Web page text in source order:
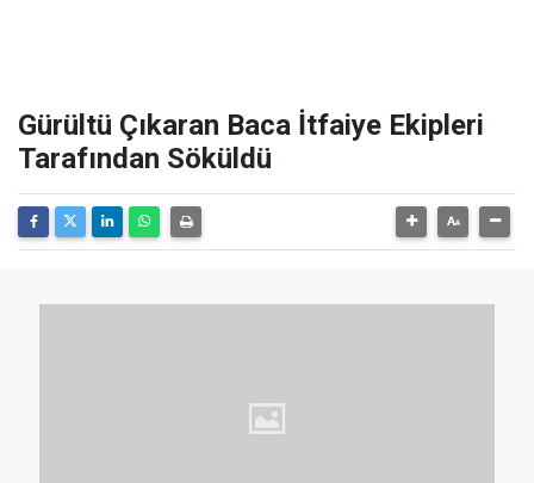
Gürültü Çıkaran Baca İtfaiye Ekipleri
Tarafından Söküldü